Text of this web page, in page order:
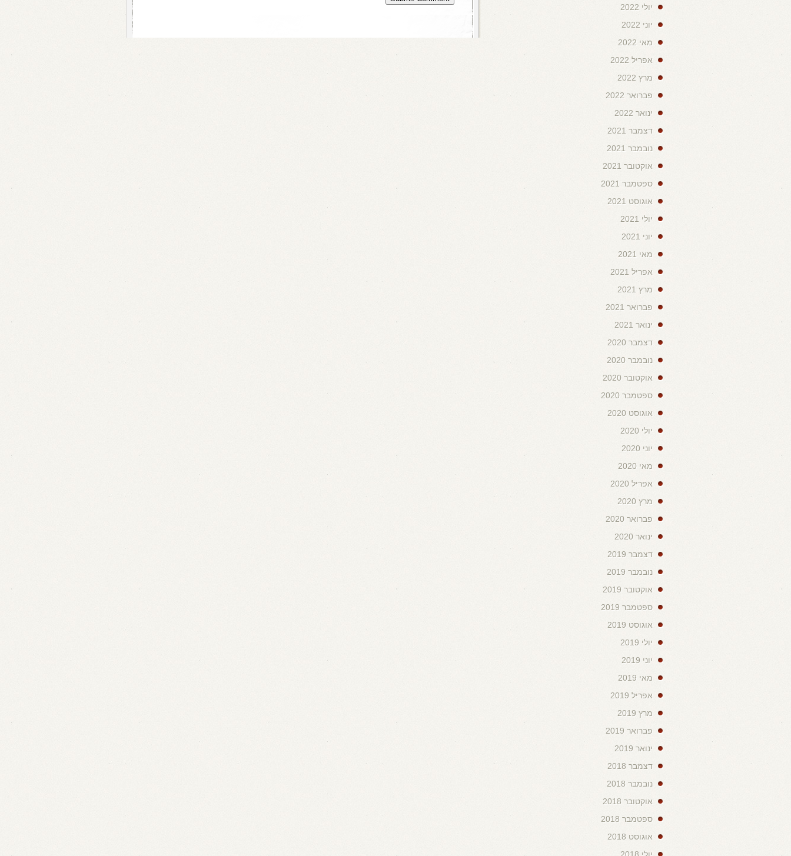
יולי 2022
יוני 2022
מאי 2022
אפריל 2022
מרץ 2022
פברואר 2022
ינואר 2022
דצמבר 2021
נובמבר 2021
אוקטובר 2021
ספטמבר 2021
אוגוסט 2021
יולי 2021
יוני 2021
מאי 2021
אפריל 2021
מרץ 2021
פברואר 2021
ינואר 2021
דצמבר 2020
נובמבר 2020
אוקטובר 2020
ספטמבר 2020
אוגוסט 2020
יולי 2020
יוני 2020
מאי 2020
אפריל 2020
מרץ 2020
פברואר 2020
ינואר 2020
דצמבר 2019
נובמבר 2019
אוקטובר 2019
ספטמבר 2019
אוגוסט 2019
יולי 2019
יוני 2019
מאי 2019
אפריל 2019
מרץ 2019
פברואר 2019
ינואר 2019
דצמבר 2018
נובמבר 2018
אוקטובר 2018
ספטמבר 2018
אוגוסט 2018